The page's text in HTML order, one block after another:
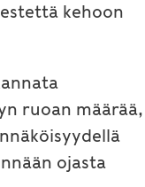
kehoon
ruoan määrää,
ojasta